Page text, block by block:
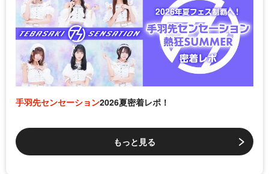
手羽先センセーション2026夏密着レポ！
もっと見る